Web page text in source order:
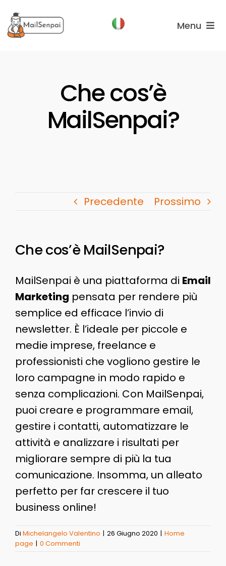
al
contenuto
Menu
Che cos’è
MailSenpai?
Precedente Prossimo
Che cos’è MailSenpai?
MailSenpai è una piattaforma di Email
Marketing pensata per rendere più
semplice ed efficace l’invio di
newsletter. È l’ideale per piccole e
medie imprese, freelance e
professionisti che vogliono gestire le
loro campagne in modo rapido e
senza complicazioni. Con MailSenpai,
puoi creare e programmare email,
gestire i contatti, automatizzare le
attività e analizzare i risultati per
migliorare sempre di più la tua
comunicazione. Insomma, un alleato
perfetto per far crescere il tuo
business online!
Di Michelangelo Valentino | 26 Giugno 2020 | Home
page | 0 Commenti